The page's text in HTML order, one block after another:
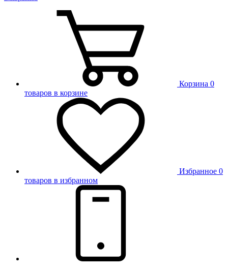
Корзина 0
товаров в корзине
Избранное 0
товаров в избранном